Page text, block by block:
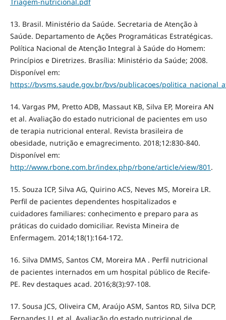
Triagem-nutricional.pdf
13. Brasil. Ministério da Saúde. Secretaria de Atenção à
Saúde. Departamento de Ações Programáticas Estratégicas.
Política Nacional de Atenção Integral à Saúde do Homem:
Princípios e Diretrizes. Brasília: Ministério da Saúde; 2008.
Disponível em:
https://bvsms.saude.gov.br/bvs/publicacoes/
14. Vargas PM, Pretto ADB, Massaut KB, Silva EP, Moreira AN
et al. Avaliação do estado nutricional de pacientes em uso
de terapia nutricional enteral. Revista brasileira de
obesidade, nutrição e emagrecimento. 2018;12:830-840.
Disponível em:
http://www.rbone.com.br/index.php/rbone/article/view/801 .
15. Souza ICP, Silva AG, Quirino ACS, Neves MS, Moreira LR.
Perfil de pacientes dependentes hospitalizados e
cuidadores familiares: conhecimento e preparo para as
práticas do cuidado domiciliar. Revista Mineira de
Enfermagem. 2014;18(1):164-172.
16. Silva DMMS, Santos CM, Moreira MA . Perfil nutricional
de pacientes internados em um hospital público de Recife-
PE. Rev destaques acad. 2016;8(3):97-108.
17. Sousa JCS, Oliveira CM, Araújo ASM, Santos RD, Silva DCP,